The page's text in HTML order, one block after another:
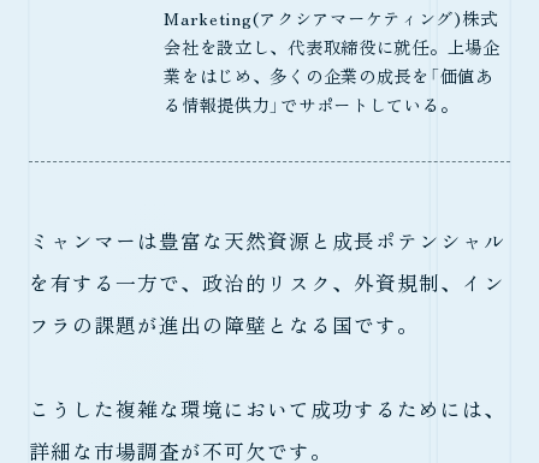
Marketing(アクシアマーケティング)株式
会社を設立し、代表取締役に就任。上場企
業をはじめ、多くの企業の成長を「価値あ
る情報提供力」でサポートしている。
ミャンマーは豊富な天然資源と成長ポテンシャル
を有する一方で、政治的リスク、外資規制、イン
フラの課題が進出の障壁となる国です。
こうした複雑な環境において成功するためには、
詳細な市場調査が不可欠です。